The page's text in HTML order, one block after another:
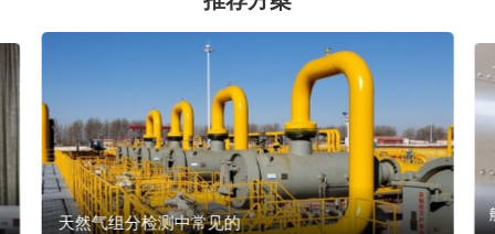
天然气组分检测中常见的